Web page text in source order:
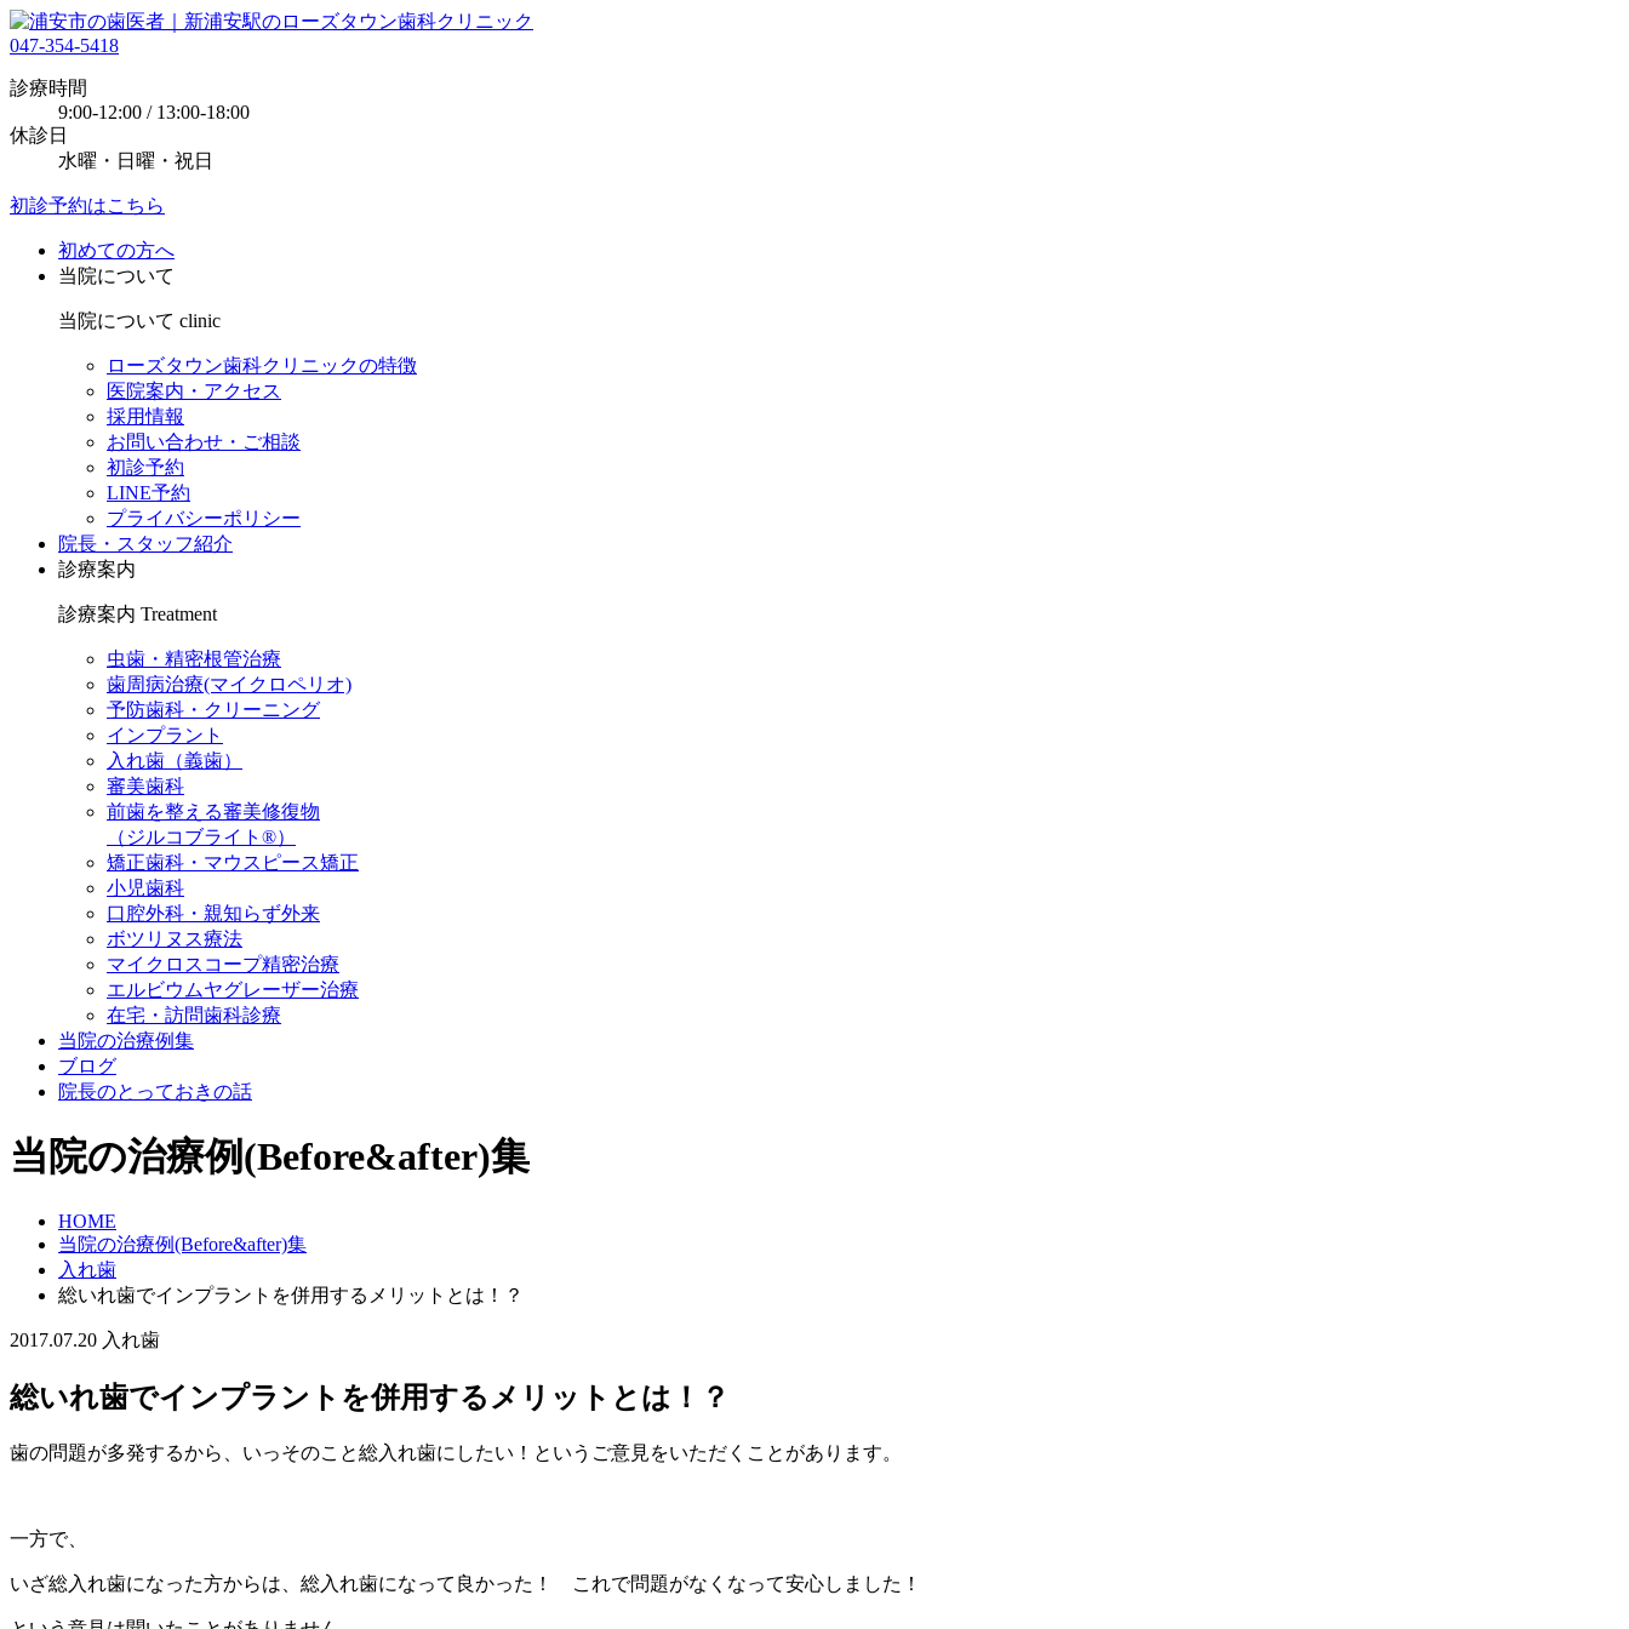
047-354-5418
診療時間
9:00-12:00 / 13:00-18:00
休診日
水曜・日曜・祝日
初診予約はこちら
初めての方へ
当院について
当院について clinic
ローズタウン歯科クリニックの特徴
医院案内・アクセス
採用情報
お問い合わせ・ご相談
初診予約
LINE予約
プライバシーポリシー
院長・スタッフ紹介
診療案内
診療案内 Treatment
虫歯・精密根管治療
歯周病治療(マイクロペリオ)
予防歯科・クリーニング
インプラント
入れ歯（義歯）
審美歯科
前歯を整える審美修復物
（ジルコブライト®）
矯正歯科・マウスピース矯正
小児歯科
口腔外科・親知らず外来
ボツリヌス療法
マイクロスコープ精密治療
エルビウムヤグレーザー治療
在宅・訪問歯科診療
当院の治療例集
ブログ
院長のとっておきの話
当院の治療例(Before&after)集
HOME
当院の治療例(Before&after)集
入れ歯
総いれ歯でインプラントを併用するメリットとは！？
2017.07.20 入れ歯
総いれ歯でインプラントを併用するメリットとは！？
歯の問題が多発するから、いっそのこと総入れ歯にしたい！というご意見をいただくことがあります。
一方で、
いざ総入れ歯になった方からは、総入れ歯になって良かった！ これで問題がなくなって安心しました！